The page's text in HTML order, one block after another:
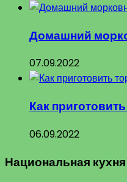
Домашний
07.09.2022
Как
06.09.2022
Национальная кухня